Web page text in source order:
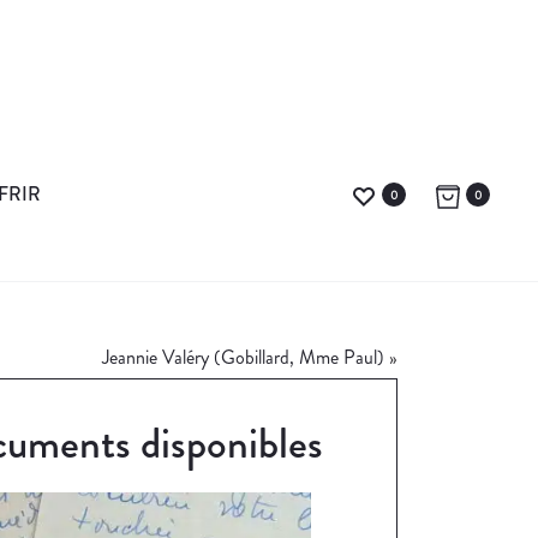
0 0
Jeannie Valéry (Gobillard, Mme Paul) »
disponibles